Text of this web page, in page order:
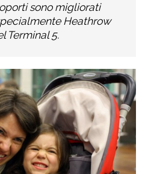
sono migliorati
Heathrow
Terminal 5.